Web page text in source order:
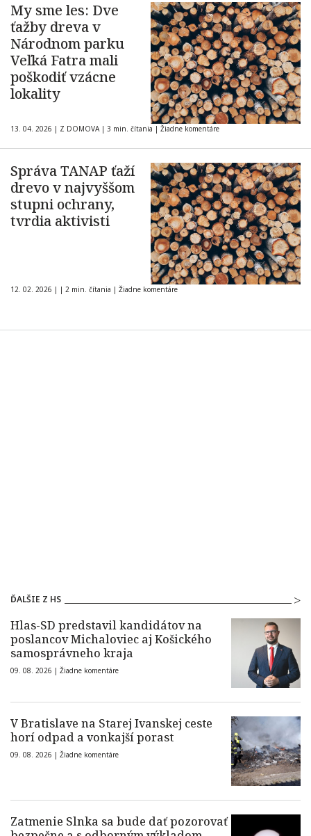
My sme les: Dve
ťažby dreva v
Národnom parku
Veľká Fatra mali
poškodiť vzácne
lokality
13. 04. 2026 | Z DOMOVA | 3 min. čítania | Žiadne komentáre
Správa TANAP ťaží
drevo v najvyššom
stupni ochrany,
tvrdia aktivisti
12. 02. 2026 | | 2 min. čítania | Žiadne komentáre
ĎALŠIE Z HS
Hlas-SD predstavil kandidátov na
poslancov Michaloviec aj Košického
samosprávneho kraja
09. 08. 2026 | Žiadne komentáre
V Bratislave na Starej Ivanskej ceste
horí odpad a vonkajší porast
09. 08. 2026 | Žiadne komentáre
Zatmenie Slnka sa bude dať pozorovať